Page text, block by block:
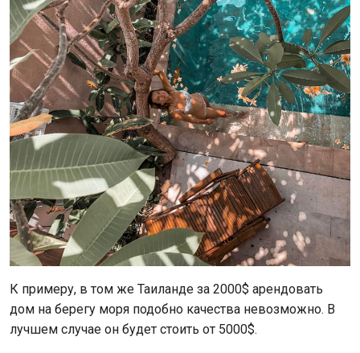
К примеру, в том же Таиланде за 2000$ арендовать
дом на берегу моря подобно качества невозможно. В
лучшем случае он будет стоить от 5000$.